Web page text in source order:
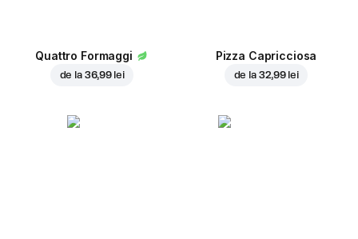
Quattro Formaggi
de la 36,99 lei
Pizza Capricciosa
de la 32,99 lei